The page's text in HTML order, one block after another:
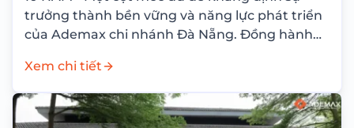
trưởng thành bền vững và năng lực phát triển
của Ademax chi nhánh Đà Nẵng. Đồng hành
Xem chi tiết